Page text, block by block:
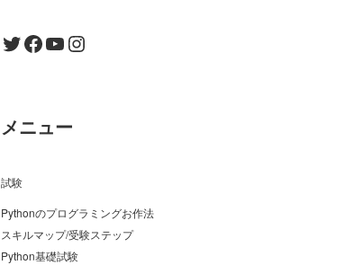
Twitter
Facebook
YouTube
Instagram
メニュー
試験
Pythonのプログラミングお作法
スキルマップ/受験ステップ
Python基礎試験